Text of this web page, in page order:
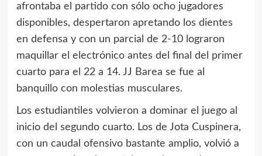
afrontaba el partido con sólo ocho jugadores
disponibles, despertaron apretando los dientes
en defensa y con un parcial de 2-10 lograron
maquillar el electrónico antes del final del primer
cuarto para el 22 a 14. JJ Barea se fue al
banquillo con molestias musculares.
Los estudiantiles volvieron a dominar el juego al
inicio del segundo cuarto. Los de Jota Cuspinera,
con un caudal ofensivo bastante amplio, volvió a